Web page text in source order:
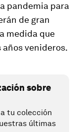
pandemia para
de gran
medida que
venideros.
sobre
tu colección
últimas